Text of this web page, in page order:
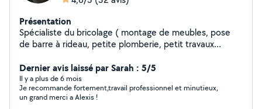
Présentation
Spécialiste du bricolage ( montage de meubles, pose
de barre à rideau, petite plomberie, petit travaux
pelouse, taille de haie, scarification de pelouse ...).
Possibilité de bénéficier du 50% de crédit d'impôt et de
l'avance immédiate. N'hésitez pas à me contacter, pour
plus de renseignements, merci. Cordialement Alexis
Dernier avis laissé par Sarah : 5/5
Il y a plus de 6 mois
Je recommande fortement,travail professionnel et minutieux,
un grand merci a Alexis !